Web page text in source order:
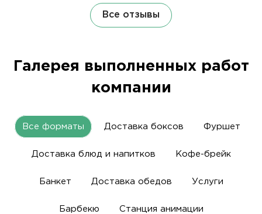
Все отзывы
Галерея выполненных работ
компании
Все форматы Доставка боксов Фуршет
Доставка блюд и напитков Кофе-брейк
Банкет Доставка обедов Услуги
Барбекю Станция анимации